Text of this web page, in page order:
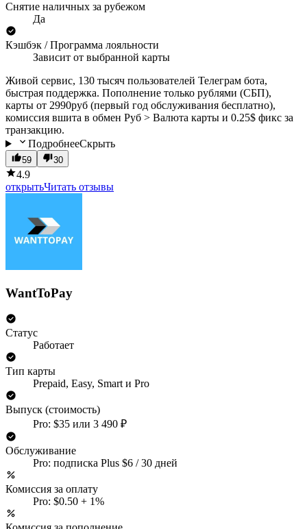
Снятие наличных за рубежом
Да
Кэшбэк / Программа лояльности
Зависит от выбранной карты
Живой сервис, 130 тысяч пользователей Телеграм бота,
быстрая поддержка. Пополнение только рублями (СБП),
карты от 2990руб (первый год обслуживания бесплатно),
комиссия вшита в обмен Руб > Валюта карты и 0.25$ фикс за
транзакцию.
ПодробнееСкрыть
59 30
4.9
открытьЧитать отзывы
WantToPay
Статус
Работает
Тип карты
Prepaid, Easy, Smart и Pro
Выпуск (стоимость)
Pro: $35 или 3 490 ₽
Обслуживание
Pro: подписка Plus $6 / 30 дней
Комиссия за оплату
Pro: $0.50 + 1%